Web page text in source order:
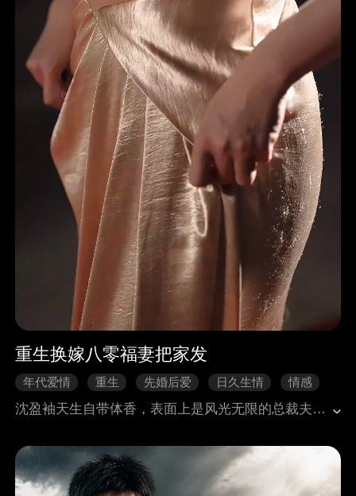
重生换嫁八零福妻把家发
年代爱情 重生 先婚后爱 日久生情 情感
沈盈袖天生自带体香，表面上是风光无限的总裁夫人，被嫉妒自己的堂姐一刀捅死。两人重回出嫁这天，堂姐执意换亲，沈盈袖顺势而为，嫁给前世短命的周无恙。不想沈盈袖嫁进周家，周无恙不仅没死，身体还越来越好。周家更是一天比一天好，日子过的红红火火。而渣男没有了沈盈袖的香露，一事无成还败光家产，堂姐更是比前世更惨。